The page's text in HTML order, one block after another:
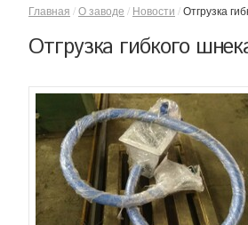
Главная О заводе Новости Отгрузка
Отгрузка гибкого